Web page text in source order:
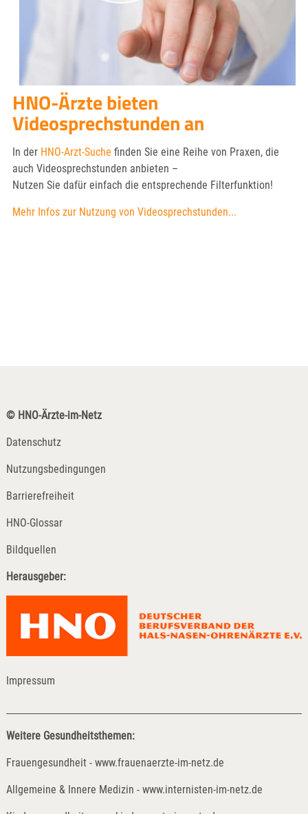
HNO-Ärzte bieten
Videosprechstunden an
In der HNO-Arzt-Suche finden Sie eine Reihe von Praxen, die
auch Videosprechstunden anbieten –
Nutzen Sie dafür einfach die entsprechende Filterfunktion!
Mehr Infos zur Nutzung von Videosprechstunden...
© HNO-Ärzte-im-Netz
Datenschutz
Nutzungsbedingungen
Barrierefreiheit
HNO-Glossar
Bildquellen
Herausgeber:
Impressum
Weitere Gesundheitsthemen:
Frauengesundheit - www.frauenaerzte-im-netz.de
Allgemeine & Innere Medizin - www.internisten-im-netz.de